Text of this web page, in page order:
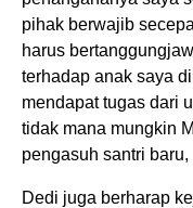
pihak berwajib
harus
terhadap anak saya
mendapat tugas dari
tidak mana mungkin
pengasuh santri baru,
Dedi juga berharap